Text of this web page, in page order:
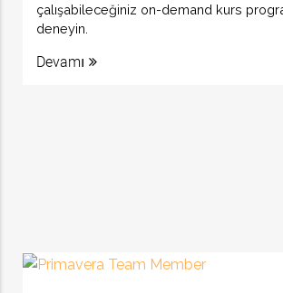
çalışabileceğiniz on-demand kurs
deneyin.
Devamı